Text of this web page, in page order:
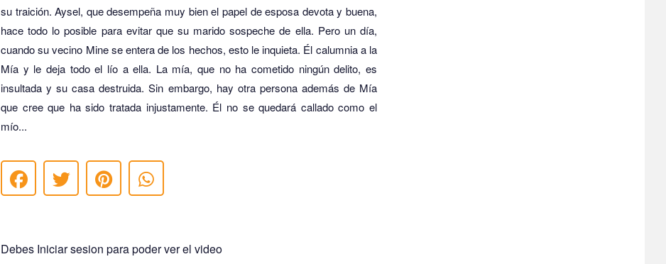
su traición. Aysel, que desempeña muy bien el papel de esposa devota y buena,
hace todo lo posible para evitar que su marido sospeche de ella. Pero un día,
cuando su vecino Mine se entera de los hechos, esto le inquieta. Él calumnia a la
Mía y le deja todo el lío a ella. La mía, que no ha cometido ningún delito, es
insultada y su casa destruida. Sin embargo, hay otra persona además de Mía
que cree que ha sido tratada injustamente. Él no se quedará callado como el
mío...
Debes Iniciar sesion para poder ver el video